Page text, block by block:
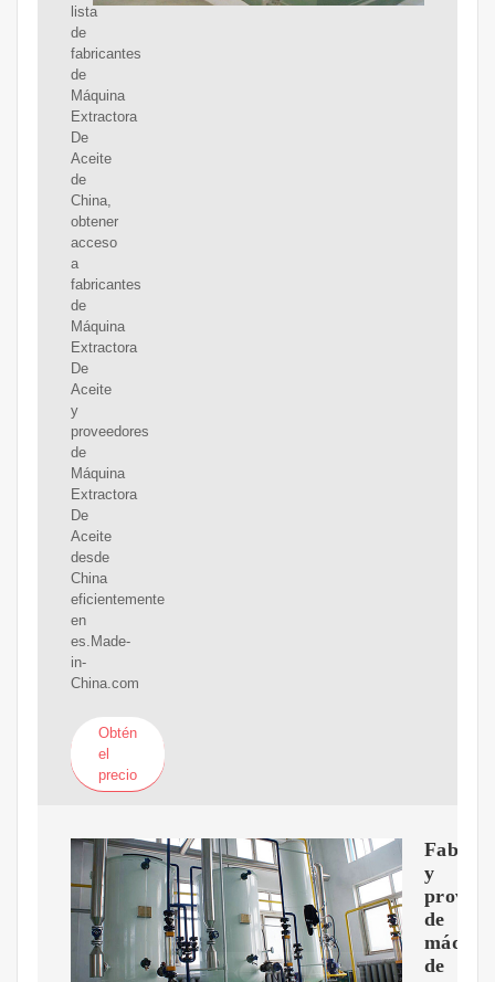
lista
de
fabricantes
de
Máquina
Extractora
De
Aceite
de
China,
obtener
acceso
a
fabricantes
de
Máquina
Extractora
De
Aceite
y
proveedores
de
Máquina
Extractora
De
Aceite
desde
China
eficientemente
en
es.Made-
in-
China.com
Obtén
el
precio
y
de
de